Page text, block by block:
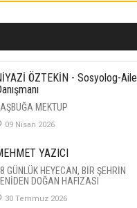
ÖZTEKİN - Sosyolog-Aile
MEKTUP
09 Nisan 2026
YAZICI
GÜNLÜK HEYECAN, BİR ŞEHRİN
DOĞAN HAFIZASI
30 Temmuz 2026